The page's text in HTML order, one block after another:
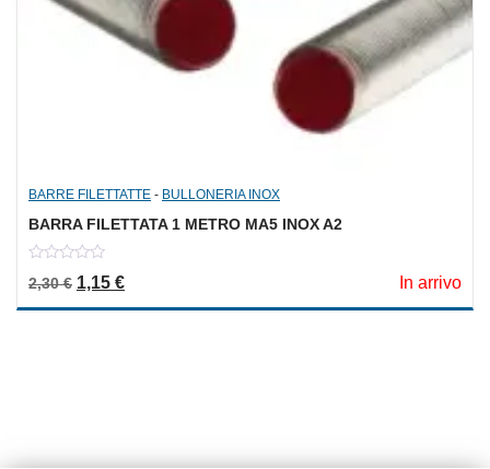
BARRE FILETTATTE - BULLONERIA INOX
BARRA FILETTATA 1 METRO MA5 INOX A2
out
5
2,30€ Il prezzo originale era: 2,30 €.
1,15 €Il prezzo attuale è: 1,15 €. In arrivo